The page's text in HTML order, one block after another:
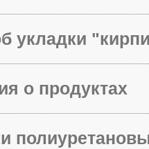
укладки
о продуктах